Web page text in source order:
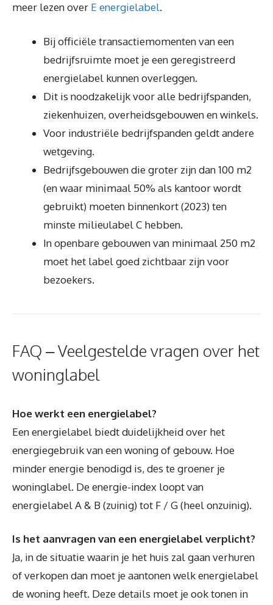
meer lezen over E energielabel.
Bij officiële transactiemomenten van een
bedrijfsruimte moet je een geregistreerd
energielabel kunnen overleggen.
Dit is noodzakelijk voor alle bedrijfspanden,
ziekenhuizen, overheidsgebouwen en winkels.
Voor industriële bedrijfspanden geldt andere
wetgeving.
Bedrijfsgebouwen die groter zijn dan 100 m2
(en waar minimaal 50% als kantoor wordt
gebruikt) moeten binnenkort (2023) ten
minste milieulabel C hebben.
In openbare gebouwen van minimaal 250 m2
moet het label goed zichtbaar zijn voor
bezoekers.
FAQ – Veelgestelde vragen over het
woninglabel
Hoe werkt een energielabel?
Een energielabel biedt duidelijkheid over het
energiegebruik van een woning of gebouw. Hoe
minder energie benodigd is, des te groener je
woninglabel. De energie-index loopt van
energielabel A & B (zuinig) tot F / G (heel onzuinig).
Is het aanvragen van een energielabel verplicht?
Ja, in de situatie waarin je het huis zal gaan verhuren
of verkopen dan moet je aantonen welk energielabel
de woning heeft. Deze details moet je ook tonen in